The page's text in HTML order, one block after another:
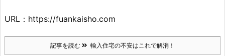
URL：https://fuankaisho.com
記事を読む 輸入住宅の不安はこれで解消！